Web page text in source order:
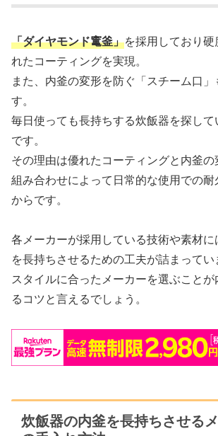
「ダイヤモンド竃釜」を採用しており
れたコーティングを実現。
また、内釜の変形を防ぐ「スチーム口」
す。
毎日使っても長持ちする炊飯器を探し
です。
その理由は優れたコーティングと内釜
組み合わせによって日常的な使用での
からです。
各メーカーが採用している技術や素材
を長持ちさせるための工夫が詰まって
スタイルに合ったメーカーを選ぶこと
るコツと言えるでしょう。
炊飯器の内釜を長持ちさせる